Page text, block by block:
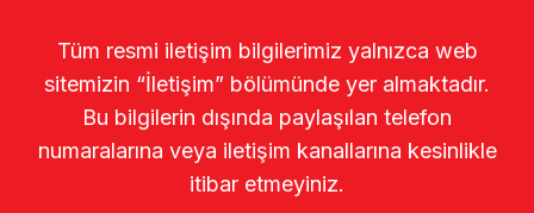
Tüm resmi iletişim bilgilerimiz yalnızca web
sitemizin “İletişim” bölümünde yer almaktadır.
Bu bilgilerin dışında paylaşılan telefon
numaralarına veya iletişim kanallarına kesinlikle
itibar etmeyiniz.